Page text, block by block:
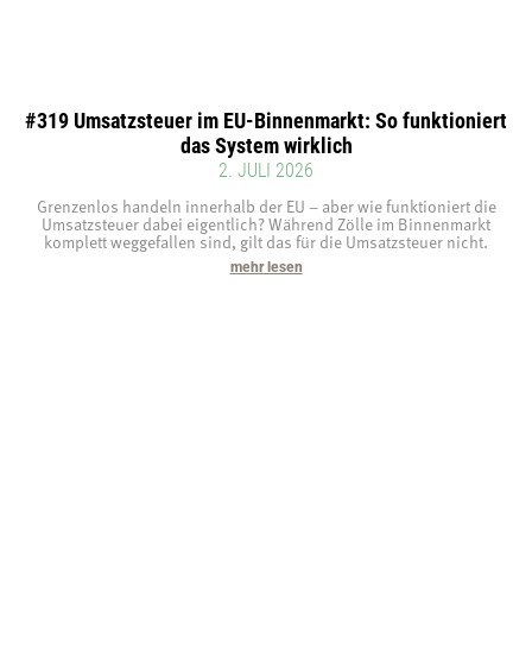
#319 Umsatzsteuer im EU-Binnenmarkt: So funktioniert
das System wirklich
2. JULI 2026
Grenzenlos handeln innerhalb der EU – aber wie funktioniert die
Umsatzsteuer dabei eigentlich? Während Zölle im Binnenmarkt
komplett weggefallen sind, gilt das für die Umsatzsteuer nicht.
mehr lesen